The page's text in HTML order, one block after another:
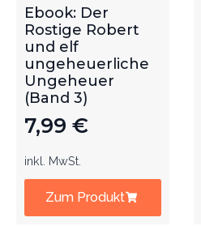
Ebook: Der
Rostige Robert
und elf
ungeheuerliche
Ungeheuer
(Band 3)
7,99 €
inkl. MwSt.
Zum Produkt